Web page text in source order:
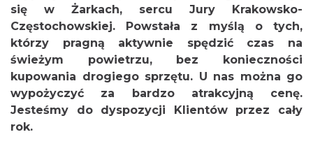
się w Żarkach, sercu Jury Krakowsko-
Częstochowskiej. Powstała z myślą o tych,
którzy pragną aktywnie spędzić czas na
świeżym powietrzu, bez konieczności
kupowania drogiego sprzętu. U nas można go
wypożyczyć za bardzo atrakcyjną cenę.
Jesteśmy do dyspozycji Klientów przez cały
rok.